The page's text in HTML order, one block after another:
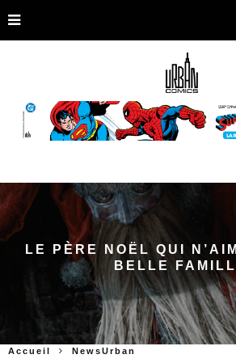
LE PÈRE NOËL QUI
BELLE
Accueil NewsUrban